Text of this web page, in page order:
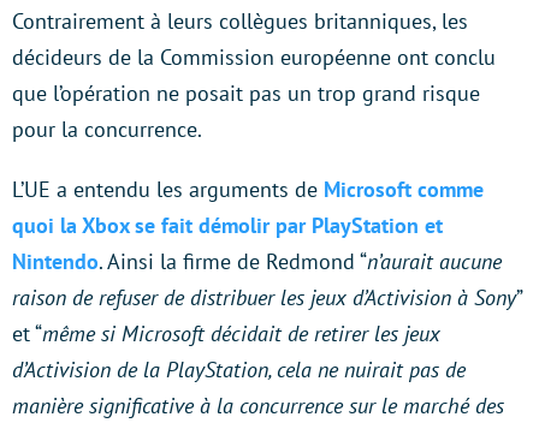
Contrairement à leurs collègues britanniques, les
décideurs de la Commission européenne ont conclu
que l’opération ne posait pas un trop grand risque
pour la concurrence.
L’UE a entendu les arguments de Microsoft comme
quoi la Xbox se fait démolir par PlayStation et
Nintendo. Ainsi la firme de Redmond “n’aurait aucune
raison de refuser de distribuer les jeux d’Activision à Sony”
et “même si Microsoft décidait de retirer les jeux
d’Activision de la PlayStation, cela ne nuirait pas de
manière significative à la concurrence sur le marché des